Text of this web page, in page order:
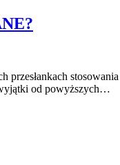
od powyższych…